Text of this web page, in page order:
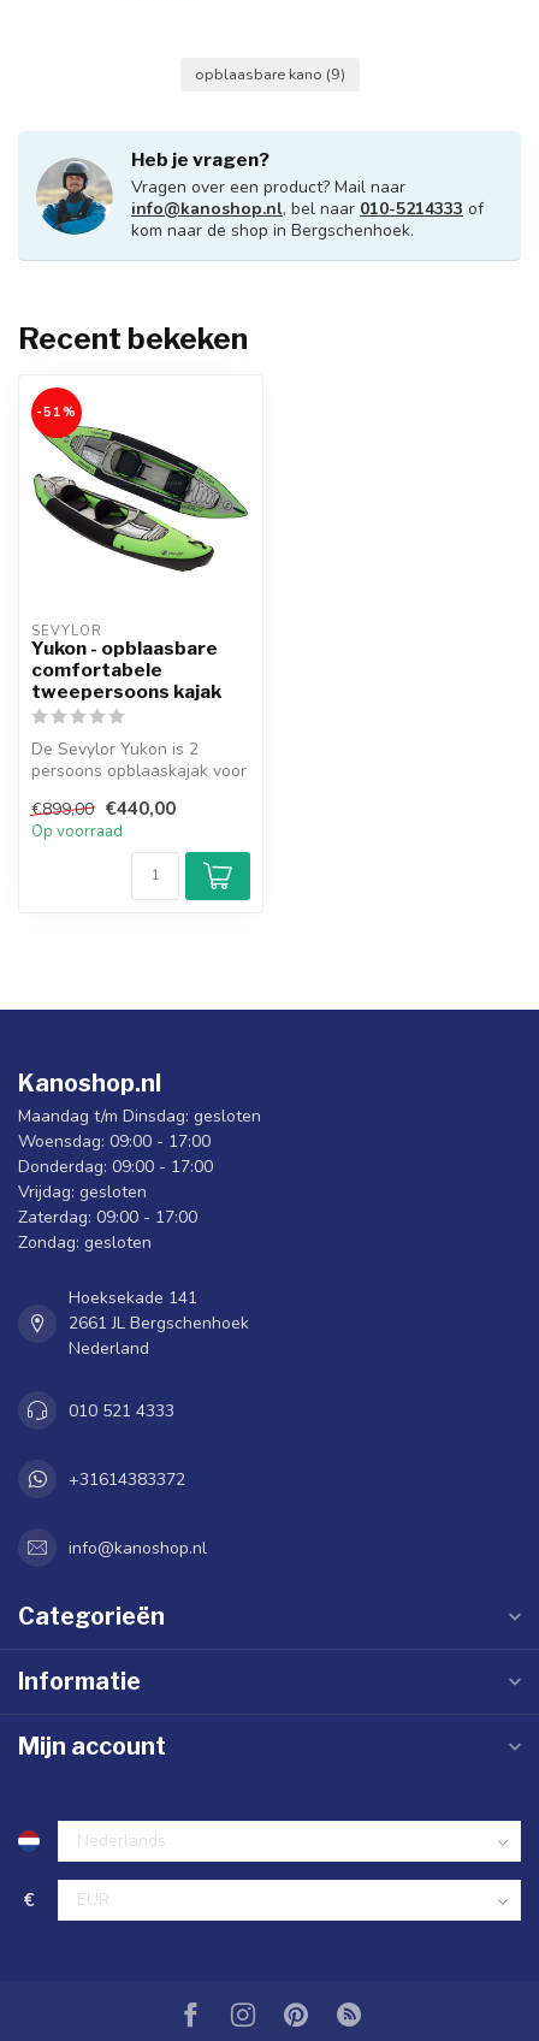
opblaasbare kano (9)
Heb je vragen?
Vragen over een product? Mail naar
info@kanoshop.nl, bel naar 010-5214333 of
kom naar de shop in Bergschenhoek.
Recent bekeken
-51%
SEVYLOR
Yukon - opblaasbare
comfortabele
tweepersoons kajak
De Sevylor Yukon is 2
persoons opblaaskajak voor
zo...
€899,00 €440,00
Op voorraad
Kanoshop.nl
Maandag t/m Dinsdag: gesloten
Woensdag: 09:00 - 17:00
Donderdag: 09:00 - 17:00
Vrijdag: gesloten
Zaterdag: 09:00 - 17:00
Zondag: gesloten
Hoeksekade 141
2661 JL Bergschenhoek
Nederland
010 521 4333
+31614383372
info@kanoshop.nl
Categorieën
Informatie
Mijn account
€